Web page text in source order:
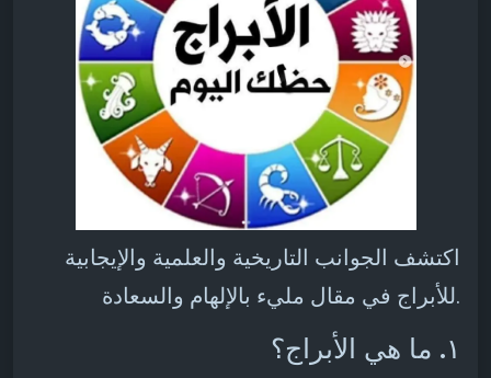
اكتشف الجوانب التاريخية والعلمية والإيجابية
للأبراج في مقال مليء بالإلهام والسعادة.
١. ما هي الأبراج؟